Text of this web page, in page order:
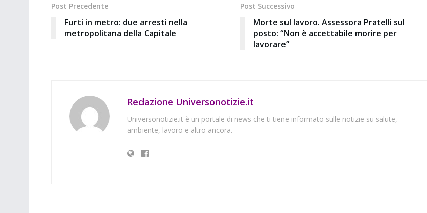
Post Precedente
Furti in metro: due arresti nella
metropolitana della Capitale
Post Successivo
Morte sul lavoro. Assessora Pratelli sul
posto: “Non è accettabile morire per
lavorare”
Redazione Universonotizie.it
Universonotizie.it è un portale di news che ti tiene informato sulle notizie su salute,
ambiente, lavoro e altro ancora.